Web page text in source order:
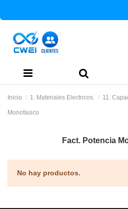
Inicio 1. Materiales Electricos. 11.
Monofasico
Fact. Potencia
No hay productos.